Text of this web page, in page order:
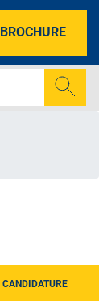
BROCHURE
CANDIDATURE